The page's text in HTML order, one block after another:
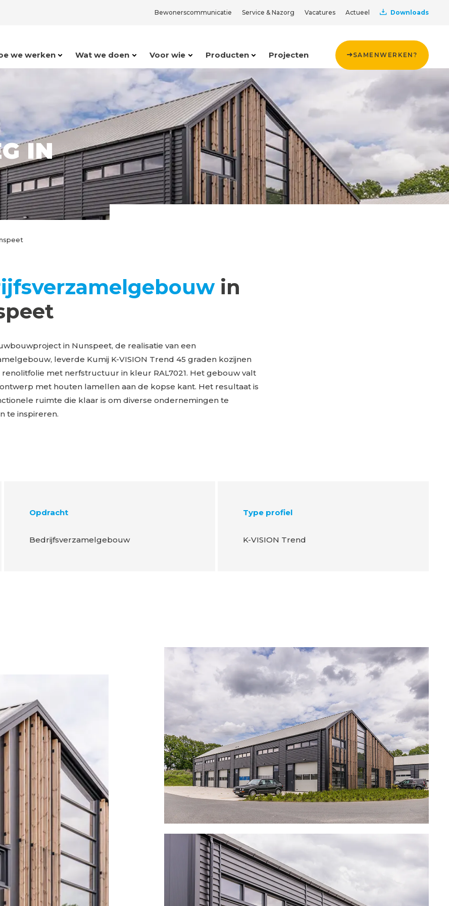
Bewonerscommunicatie Service & Nazorg Vacatures Actueel Downloads
we werken Wat we doen Voor wie Producten Projecten SAMENWERKEN?
IN
in
in Nunspeet, de realisatie van een
leverde Kumij K-VISION Trend 45 graden kozijnen
renolitfolie met nerfstructuur in kleur RAL7021. Het gebouw valt
met houten lamellen aan de kopse kant. Het resultaat is
ruimte die klaar is om diverse ondernemingen te
te inspireren.
Opdracht
Bedrijfsverzamelgebouw
Type profiel
K-VISION Trend